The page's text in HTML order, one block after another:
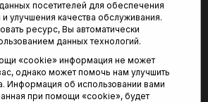
посетителей для обеспечения
улучшения качества обслуживания.
ресурс, Вы автоматически
данных технологий.
«cookie» информация не может
однако может помочь нам улучшить
Информация об использовании вами
при помощи «cookie», будет